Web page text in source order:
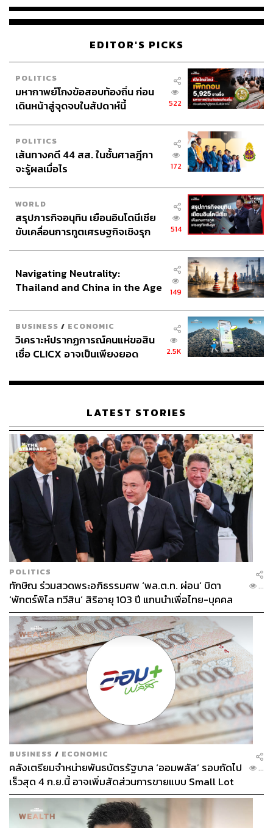
EDITOR'S PICKS
POLITICS
มหากาพย์โกงข้อสอบท้องถิ่น ก่อน
เดินหน้าสู่จุดจบในสัปดาห์นี้
522
POLITICS
เส้นทางคดี 44 สส. ในชั้นศาลฎีกา
จะรู้ผลเมื่อไร
172
WORLD
สรุปภารกิจอนุทิน เยือนอินโดนีเซีย
ขับเคลื่อนการทูตเศรษฐกิจเชิงรุก
514
Navigating Neutrality:
Thailand and China in the Age
149
BUSINESS / ECONOMIC
วิเคราะห์ปรากฏการณ์คนแห่ขอสิน
เชื่อ CLICX อาจเป็นเพียงยอด
เรือนไทยที่ถูกซุกไว้
2.5K
LATEST STORIES
POLITICS
ทักษิณ ร่วมสวดพระอภิธรรมศพ ‘พล.ต.ท. ผ่อน’ บิดา
‘พักตร์พิไล ทวีสิน’ สิริอายุ 103 ปี แกนนำเพื่อไทย-บุคคล
หลากวงการร่วมอาลัย
...
BUSINESS / ECONOMIC
คลังเตรียมจำหน่ายพันธบัตรรัฐบาล ‘ออมพลัส’ รอบถัดไป
เร็วสุด 4 ก.ย.นี้ อาจเพิ่มสัดส่วนการขายแบบ Small Lot
First มากขึ้น
...